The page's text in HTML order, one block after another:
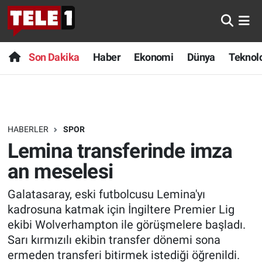
Son Dakika Haber Ekonomi Dünya
HABERLER SPOR
Lemina transferinde imza
an meselesi
Galatasaray, eski futbolcusu Lemina'yı
kadrosuna katmak için İngiltere Premier Lig
ekibi Wolverhampton ile görüşmelere başladı.
Sarı kırmızılı ekibin transfer dönemi sona
ermeden transferi bitirmek istediği öğrenildi.
Anında Manşet
Başka Sohbetler
Bilim turu
Bilim ve Teknoloji Evreni
Doğa Konuşuyor
Dünya
Ege Saati
Son Dakika
Haber
Dünya
Sağlık
Spor
Yayın Akışı
Nöbetçi Eczaneler
Hava Durumu
Trafik Durumu
Süper Lig Puan Durumu ve Fikstür
Tüm Manşetler
Son Dakika Haberleri
Haber Arşivi